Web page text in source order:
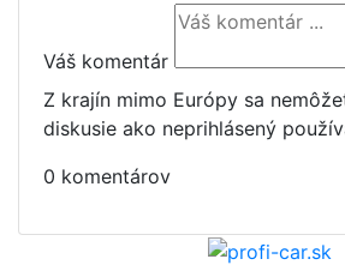
Váš komentár
Z krajín mimo Európy sa
diskusie ako neprihlásený
0 komentárov